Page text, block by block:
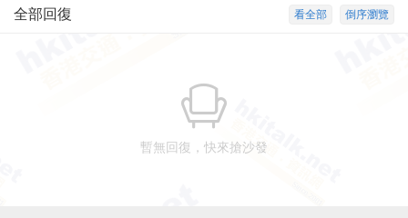
倒序瀏覽
看全部
全部回復
暫無回復，快來搶沙發